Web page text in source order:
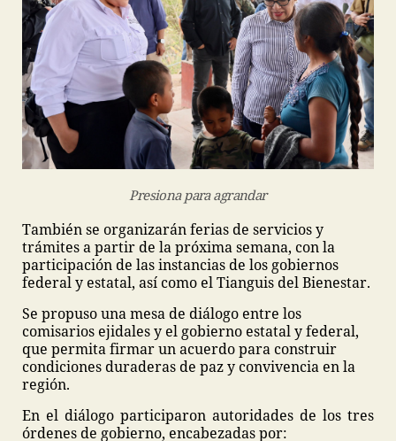
Presiona para agrandar
También se organizarán ferias de servicios y
trámites a partir de la próxima semana, con la
participación de las instancias de los gobiernos
federal y estatal, así como el Tianguis del Bienestar.
Se propuso una mesa de diálogo entre los
comisarios ejidales y el gobierno estatal y federal,
que permita firmar un acuerdo para construir
condiciones duraderas de paz y convivencia en la
región.
En el diálogo participaron autoridades de los tres
órdenes de gobierno, encabezadas por: